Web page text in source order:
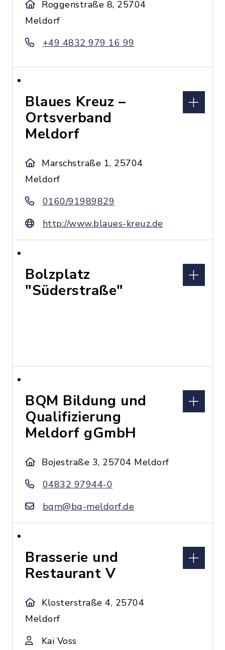
Roggenstraße 8, 25704
Meldorf
+49 4832 979 16 99
Blaues Kreuz –
Ortsverband
Meldorf
Marschstraße 1, 25704
Meldorf
0160/91989829
http://www.blaues-kreuz.de
Bolzplatz
"Süderstraße"
BQM Bildung und
Qualifizierung
Meldorf gGmbH
Bojestraße 3, 25704 Meldorf
04832 97944-0
bqm@bq-meldorf.de
Brasserie und
Restaurant V
Klosterstraße 4, 25704
Meldorf
Kai Voss